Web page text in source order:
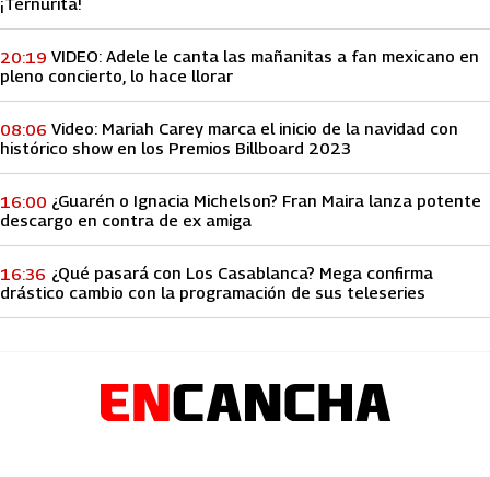
VIDEO: Adele le canta las mañanitas a fan mexicano en
pleno concierto, lo hace llorar
20:19
Video: Mariah Carey marca el inicio de la navidad con
histórico show en los Premios Billboard 2023
08:06
¿Guarén o Ignacia Michelson? Fran Maira lanza potente
descargo en contra de ex amiga
16:00
¿Qué pasará con Los Casablanca? Mega confirma
drástico cambio con la programación de sus teleseries
16:36